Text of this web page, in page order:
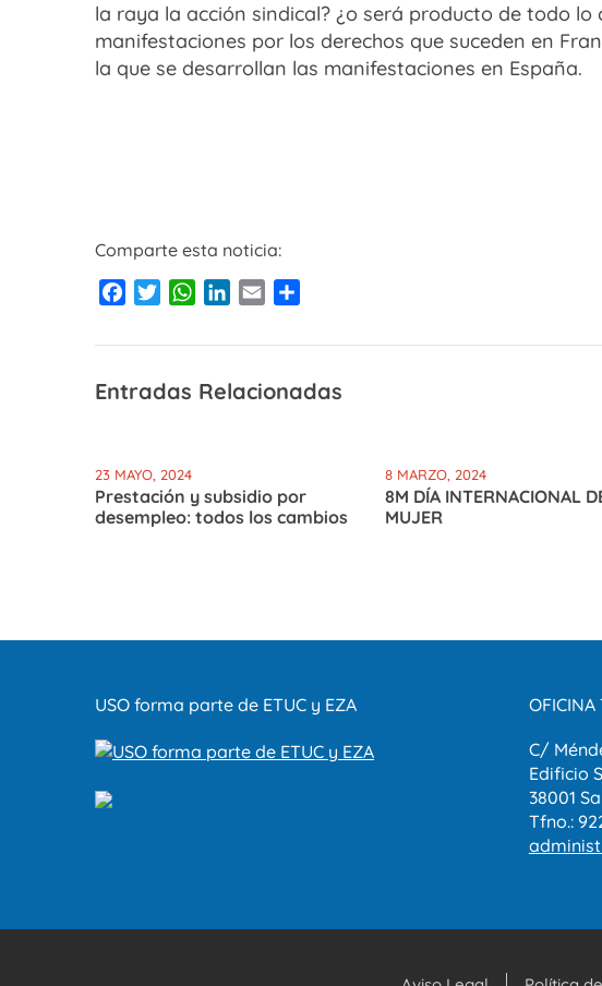
la raya la acción sindical? ¿o será producto de todo
manifestaciones por los derechos que suceden en
la que se desarrollan las manifestaciones en España.
Comparte esta noticia:
Facebook
TwitterWhatsApp
LinkedIn
Email
Entradas Relacionadas
23 MAYO, 2024
Prestación y subsidio por
desempleo: todos los cambios
8 MARZO, 2024
8M DÍA INTERNACIONAL
MUJER
USO forma parte de ETUC y EZA OFICINA
C/
Edificio
38001
Tfno.: